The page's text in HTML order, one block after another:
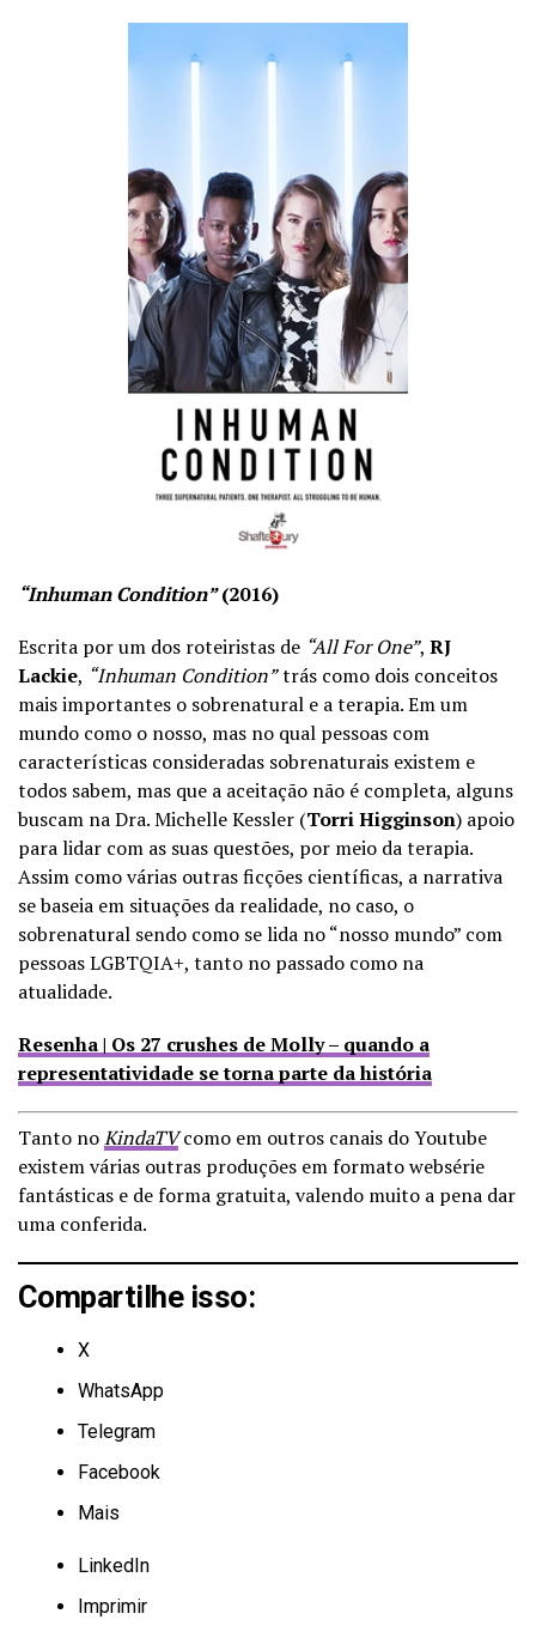
“Inhuman Condition”(2016)
Escrita por um dos roteiristas de “All For One”, RJ
Lackie, “Inhuman Condition”trás como dois conceitos
mais importantes o sobrenatural e a terapia. Em um
mundo como o nosso, mas no qual pessoas com
características consideradas sobrenaturais existem e
todos sabem, mas que a aceitação não é completa, alguns
buscam na Dra.Michelle Kessler (Torri Higginson) apoio
para lidar com as suas questões, por meio da terapia.
Assim como várias outras ficções científicas, a narrativa
se baseia em situações da realidade, no caso, o
sobrenatural sendo como se lida no “nosso mundo” com
pessoas LGBTQIA+, tanto no passado como na
atualidade.
Resenha | Os 27 crushes de Molly – quando a
representatividade se torna parte da história
Tanto noKindaTVcomo em outros canais do Youtube
existem várias outras produções em formato websérie
fantásticas e de forma gratuita, valendo muito a pena dar
uma conferida.
Compartilhe isso:
X
WhatsApp
Telegram
Facebook
Mais
LinkedIn
Imprimir